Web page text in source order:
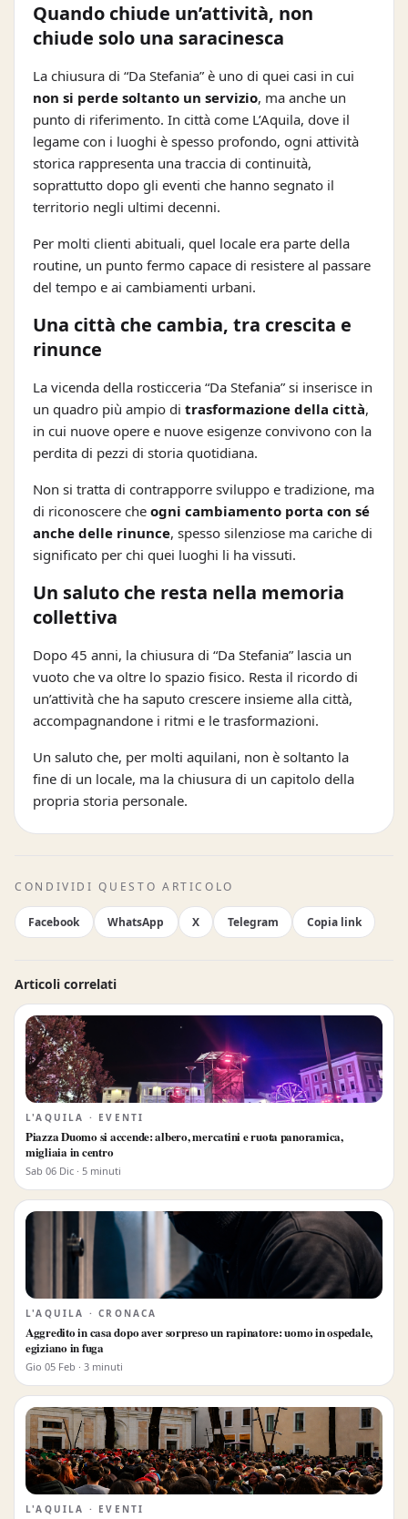
Quando chiude un’attività, non
chiude solo una saracinesca
La chiusura di “Da Stefania” è uno di quei casi in cui
non si perde soltanto un servizio, ma anche un
punto di riferimento. In città come L’Aquila, dove il
legame con i luoghi è spesso profondo, ogni attività
storica rappresenta una traccia di continuità,
soprattutto dopo gli eventi che hanno segnato il
territorio negli ultimi decenni.
Per molti clienti abituali, quel locale era parte della
routine, un punto fermo capace di resistere al passare
del tempo e ai cambiamenti urbani.
Una città che cambia, tra crescita e
rinunce
La vicenda della rosticceria “Da Stefania” si inserisce in
un quadro più ampio di trasformazione della città,
in cui nuove opere e nuove esigenze convivono con la
perdita di pezzi di storia quotidiana.
Non si tratta di contrapporre sviluppo e tradizione, ma
di riconoscere che ogni cambiamento porta con sé
anche delle rinunce, spesso silenziose ma cariche di
significato per chi quei luoghi li ha vissuti.
Un saluto che resta nella memoria
collettiva
Dopo 45 anni, la chiusura di “Da Stefania” lascia un
vuoto che va oltre lo spazio fisico. Resta il ricordo di
un’attività che ha saputo crescere insieme alla città,
accompagnandone i ritmi e le trasformazioni.
Un saluto che, per molti aquilani, non è soltanto la
fine di un locale, ma la chiusura di un capitolo della
propria storia personale.
CONDIVIDI QUESTO ARTICOLO
Facebook WhatsApp X Telegram Copia link
Articoli correlati
L'AQUILA · EVENTI
Piazza Duomo si accende: albero, mercatini e ruota panoramica,
migliaia in centro
Sab 06 Dic · 5 minuti
L'AQUILA · CRONACA
Aggredito in casa dopo aver sorpreso un rapinatore: uomo in ospedale,
egiziano in fuga
Gio 05 Feb · 3 minuti
L'AQUILA · EVENTI